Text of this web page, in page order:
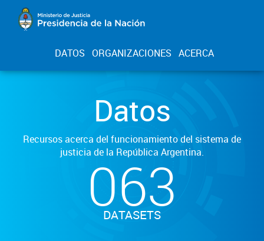
DATOS ORGANIZACIONES ACERCA
Datos
Recursos acerca del funcionamiento del sistema de
justicia de la República Argentina.
063
DATASETS